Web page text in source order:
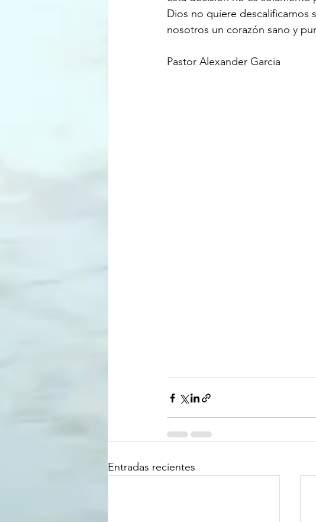
Dios no quiere descalificarnos
nosotros un corazón sano y
Pastor Alexander Garcia
Entradas recientes